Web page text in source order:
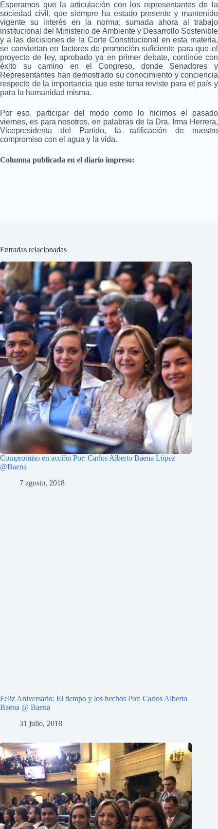
Esperamos que la articulación con los representantes de la
sociedad civil, que siempre ha estado presente y mantenido
vigente su interés en la norma; sumada ahora al trabajo
institucional del Ministerio de Ambiente y Desarrollo Sostenible
y a las decisiones de la Corte Constitucional en esta materia,
se conviertan en factores de promoción suficiente para que el
proyecto de ley, aprobado ya en primer debate, continúe con
éxito su camino en el Congreso, donde Senadores y
Representantes han demostrado su conocimiento y conciencia
respecto de la importancia que este tema reviste para el país y
para la humanidad misma.
Por eso, participar del modo como lo hicimos el pasado
viernes, es para nosotros, en palabras de la Dra. Irma Herrera,
Vicepresidenta del Partido, la ratificación de nuestro
compromiso con el agua y la vida.
Columna publicada en el diario impreso:
Entradas relacionadas
Compromiso en acción Por: Carlos Alberto Baena López
@Baena
7 agosto, 2018
Feliz Aniversario: El tiempo y los hechos Por: Carlos Alberto
Baena @ Baena
31 julio, 2018